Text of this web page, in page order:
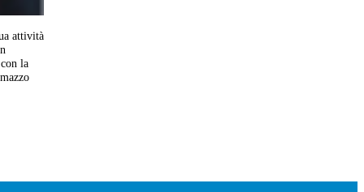
attività
la